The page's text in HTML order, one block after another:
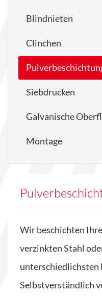
Blindnieten
Clinchen
Siebdrucken
Galvanische
Montage
Wir beschichten
verzinkten Stahl
unterschiedlichsten
Selbstverständlich